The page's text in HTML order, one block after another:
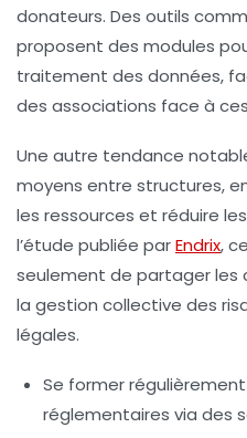
donateurs. Des outils
proposent des modules
traitement des données,
des associations face à
Une autre tendance
moyens entre structures,
les ressources et réduire les
l’étude publiée parEndrix,
seulement de partager les
la gestion collective des
légales.
Se former
réglementaires via des